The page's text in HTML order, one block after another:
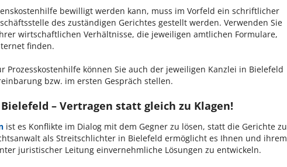
bewilligt werden kann, muss im Vorfeld ein schriftlicher
des zuständigen Gerichtes gestellt werden. Verwenden Sie
wirtschaftlichen Verhältnisse, die jeweiligen amtlichen Formulare,
finden.
Prozesskostenhilfe können Sie auch der jeweiligen Kanzlei in Bielefeld
bzw. im ersten Gespräch stellen.
– Vertragen statt gleich zu Klagen!
ist es Konflikte im Dialog mit dem Gegner zu lösen, statt die Gerichte zu
als Streitschlichter in Bielefeld ermöglicht es Ihnen und ihrem
juristischer Leitung einvernehmliche Lösungen zu entwickeln.